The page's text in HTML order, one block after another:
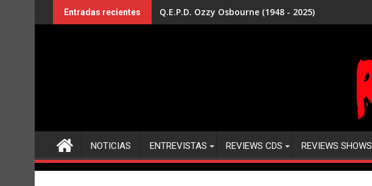
al
Entradas recientes Q.E.P.D. Ozzy Osbourne (1948 - 2025)
NOTICIAS ENTREVISTAS REVIEWS CDS REVIEWS SHOWS